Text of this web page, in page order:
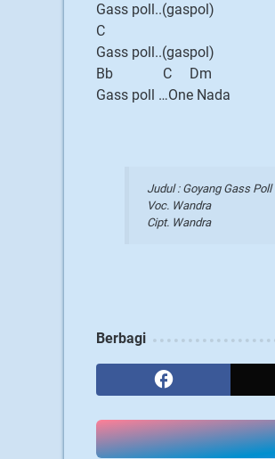
Gass poll..(gaspol)
C
Gass poll..(gaspol)
Bb C Dm
Gass poll …One Nada
Judul : Goyang Gass Poll
Voc. Wandra
Cipt. Wandra
Berbagi